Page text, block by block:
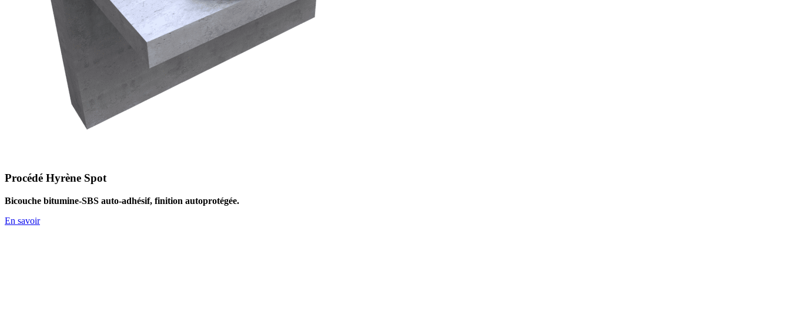
Procédé Hyrène Spot
Bicouche bitumine-SBS auto-adhésif, finition autoprotégée.
En savoir